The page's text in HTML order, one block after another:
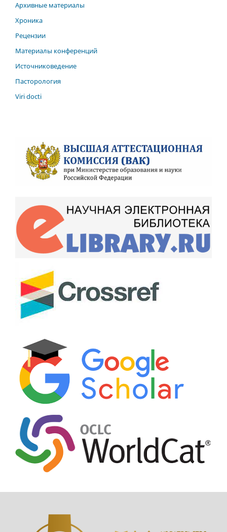
Архивные материалы
Хроника
Рецензии
Материалы конференций
Источниковедение
Пасторология
Viri docti